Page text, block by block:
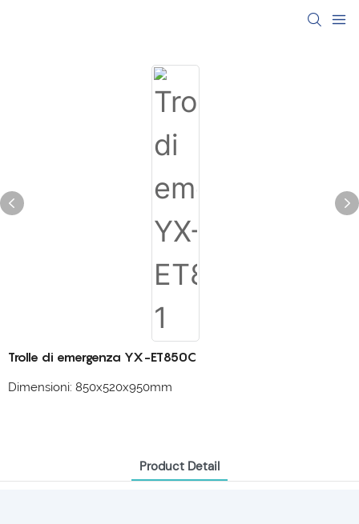
Trolle di emergenza YX-ET850C
Dimensioni: 850x520x950mm
Product Detail